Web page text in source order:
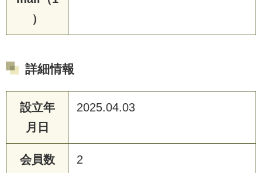
）
詳細情報
設立年
月日
2025.04.03
会員数 2